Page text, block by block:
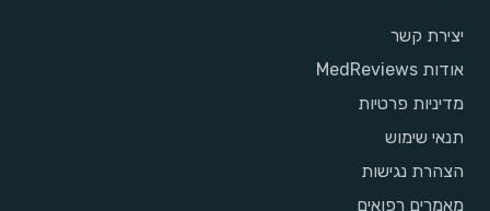
יצירת קשר
אודות MedReviews
מדיניות פרטיות
תנאי שימוש
הצהרת נגישות
מאמרים רפואים